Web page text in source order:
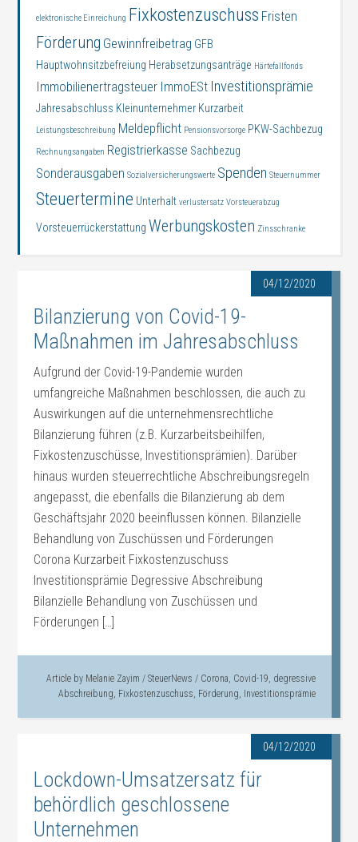
04/12/2020
Bilanzierung von Covid-19-
Maßnahmen im Jahresabschluss
Aufgrund der Covid-19-Pandemie wurden
umfangreiche Maßnahmen beschlossen, die auch zu
Auswirkungen auf die unternehmensrechtliche
Bilanzierung führen (z.B. Kurzarbeitsbeihilfen,
Fixkostenzuschüsse, Investitionsprämien). Darüber
hinaus wurden steuerrechtliche Abschreibungsregeln
angepasst, die ebenfalls die Bilanzierung ab dem
Geschäftsjahr 2020 beeinflussen können. Bilanzielle
Behandlung von Zuschüssen und Förderungen
Corona Kurzarbeit Fixkostenzuschuss
Investitionsprämie Degressive Abschreibung
Bilanzielle Behandlung von Zuschüssen und
Förderungen […]
Article by Melanie Zayim / SteuerNews / Corona, Covid-19, degressive
Abschreibung, Fixkostenzuschuss, Förderung, Investitionsprämie
04/12/2020
Lockdown-Umsatzersatz für
behördlich geschlossene
Unternehmen
elektronische Einreichung Fixkostenzuschuss Fristen
Förderung Gewinnfreibetrag GFB
Hauptwohnsitzbefreiung Herabsetzungsanträge Härtefallfonds
Immobilienertragsteuer ImmoESt Investitionsprämie
Jahresabschluss Kleinunternehmer Kurzarbeit
Leistungsbeschreibung Meldepflicht Pensionsvorsorge PKW-Sachbezug
Rechnungsangaben Registrierkasse Sachbezug
Sonderausgaben Sozialversicherungswerte Spenden Steuernummer
Steuertermine Unterhalt verlustersatz Vorsteuerabzug
Vorsteuerrückerstattung Werbungskosten Zinsschranke